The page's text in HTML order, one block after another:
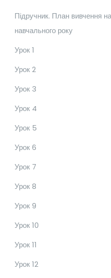
Підручник. План вивчення
навчального року
Урок 1
Урок 2
Урок 3
Урок 4
Урок 5
Урок 6
Урок 7
Урок 8
Урок 9
Урок 10
Урок 11
Урок 12